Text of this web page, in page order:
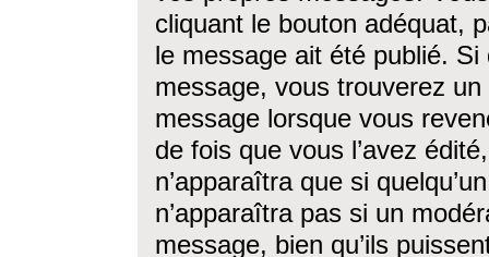
cliquant le bouton adéquat,
le message ait été publié. Si
message, vous trouverez
message lorsque vous
de fois que vous l’avez
n’apparaîtra que si
n’apparaîtra pas si un
message, bien qu’ils